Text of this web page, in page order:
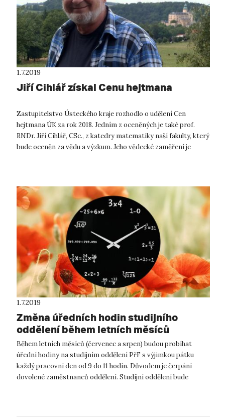
1.7.2019
Jiří Cihlář získal Cenu hejtmana
Zastupitelstvo Ústeckého kraje rozhodlo o udělení Cen
hejtmana ÚK za rok 2018. Jedním z oceněných je také prof.
RNDr. Jiří Cihlář, CSc., z katedry matematiky naší fakulty, který
bude oceněn za vědu a výzkum. Jeho vědecké zaměření je
1.7.2019
Změna úředních hodin studijního
oddělení během letních měsíců
Během letních měsíců (červenec a srpen) budou probíhat
úřední hodiny na studijním oddělení PřF s výjimkou pátku
každý pracovní den od 9 do 11 hodin. Důvodem je čerpání
dovolené zaměstnanců oddělení. Studijní oddělení bude